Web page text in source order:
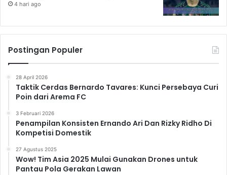
4 hari ago
Postingan Populer
28 April 2026
Taktik Cerdas Bernardo Tavares: Kunci Persebaya Curi
Poin dari Arema FC
3 Februari 2026
Penampilan Konsisten Ernando Ari Dan Rizky Ridho Di
Kompetisi Domestik
27 Agustus 2025
Wow! Tim Asia 2025 Mulai Gunakan Drones untuk
Pantau Pola Gerakan Lawan